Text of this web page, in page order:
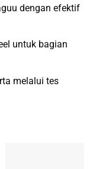
dengan efektif
untuk bagian
melalui tes